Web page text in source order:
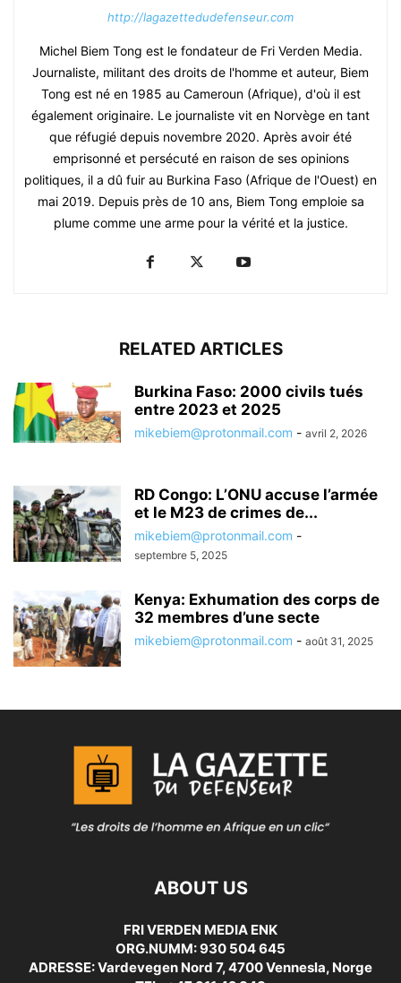
http://lagazettedudefenseur.com
Michel Biem Tong est le fondateur de Fri Verden Media.
Journaliste, militant des droits de l'homme et auteur, Biem
Tong est né en 1985 au Cameroun (Afrique), d'où il est
également originaire. Le journaliste vit en Norvège en tant
que réfugié depuis novembre 2020. Après avoir été
emprisonné et persécuté en raison de ses opinions
politiques, il a dû fuir au Burkina Faso (Afrique de l'Ouest) en
mai 2019. Depuis près de 10 ans, Biem Tong emploie sa
plume comme une arme pour la vérité et la justice.
RELATED ARTICLES
Burkina Faso: 2000 civils tués
entre 2023 et 2025
mikebiem@protonmail.com - avril 2, 2026
RD Congo: L’ONU accuse l’armée
et le M23 de crimes de...
mikebiem@protonmail.com -
septembre 5, 2025
Kenya: Exhumation des corps de
32 membres d’une secte
mikebiem@protonmail.com - août 31, 2025
ABOUT US
FRI VERDEN MEDIA ENK
ORG.NUMM: 930 504 645
ADRESSE: Vardevegen Nord 7, 4700 Vennesla, Norge